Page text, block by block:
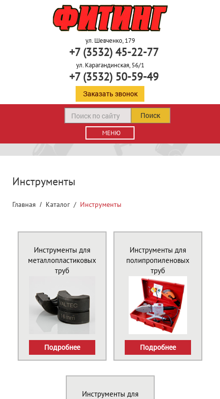
ул. Шевченко, 179
+7 (3532) 45-22-77
ул. Карагандинская, 56/1
+7 (3532) 50-59-49
Заказать звонок
МЕНЮ
Поиск
Инструменты
Главная Каталог Инструменты
Инструменты для
металлопластиковых
труб
Подробнее
Инструменты для
полипропиленовых
труб
Подробнее
Инструменты для